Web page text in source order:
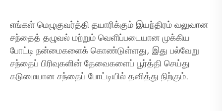
எங்கள் மெழுகுவர்த்தி தயாரிக்கும் இயந்திரம் வலுவான
சந்தைத் தழுவல் மற்றும் வெளிப்படையான முக்கிய
போட்டி நன்மைகளைக் கொண்டுள்ளது, இது பல்வேறு
சந்தைப் பிரிவுகளின் தேவைகளைப் பூர்த்தி செய்து
கடுமையான சந்தைப் போட்டியில் தனித்து நிற்கும்.